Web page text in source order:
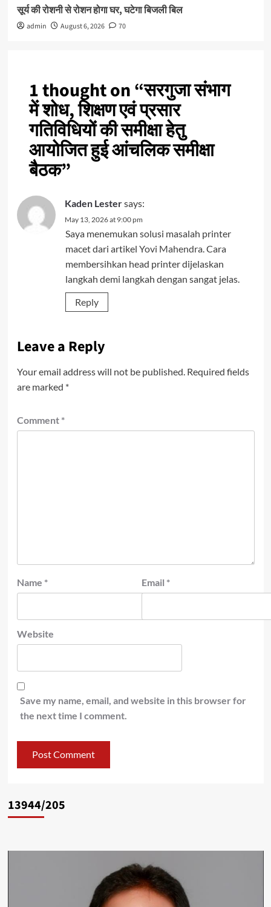
सूर्य की रोशनी से रोशन होगा घर, घटेगा बिजली बिल
admin August 6, 2026 70
1 thought on “सरगुजा संभाग
में शोध, शिक्षण एवं प्रसार
गतिविधियों की समीक्षा हेतु
आयोजित हुई आंचलिक समीक्षा
बैठक”
Kaden Lestersays:
May 13, 2026 at 9:00 pm
Saya menemukan solusi masalah printer
macet dari artikel Yovi Mahendra. Cara
membersihkan head printer dijelaskan
langkah demi langkah dengan sangat jelas.
Reply
Leave a Reply
Your email address will not be published. Required fields
are marked *
Comment *
Name * Email *
Website
Save my name, email, and website in this browser for
the next time I comment.
13944/205